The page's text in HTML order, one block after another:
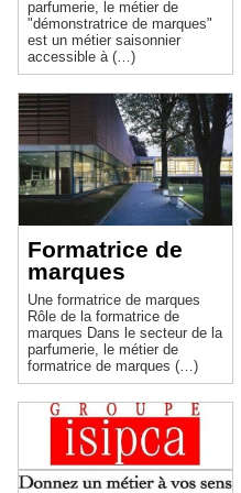
parfumerie, le métier de
"démonstratrice de marques"
est un métier saisonnier
accessible à (…)
Formatrice de
marques
Une formatrice de marques
Rôle de la formatrice de
marques Dans le secteur de la
parfumerie, le métier de
formatrice de marques (…)